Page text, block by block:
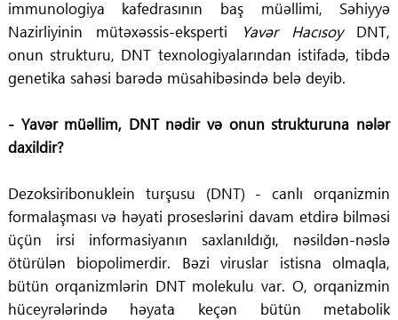
immunologiya kafedrasının baş müəllimi, Səhiyyə
Nazirliyinin mütəxəssis-eksperti Yavər Hacısoy DNT,
onun strukturu, DNT texnologiyalarından istifadə, tibdə
genetika sahəsi barədə müsahibəsində belə deyib.
- Yavər müəllim, DNT nədir və onun strukturuna nələr
daxildir?
Dezoksiribonuklein turşusu (DNT) - canlı orqanizmin
formalaşması və həyati proseslərini davam etdirə bilməsi
üçün irsi informasiyanın saxlanıldığı, nəsildən-nəslə
ötürülən biopolimerdir. Bəzi viruslar istisna olmaqla,
bütün orqanizmlərin DNT molekulu var. O, orqanizmin
hüceyrələrində həyata keçən bütün metabolik